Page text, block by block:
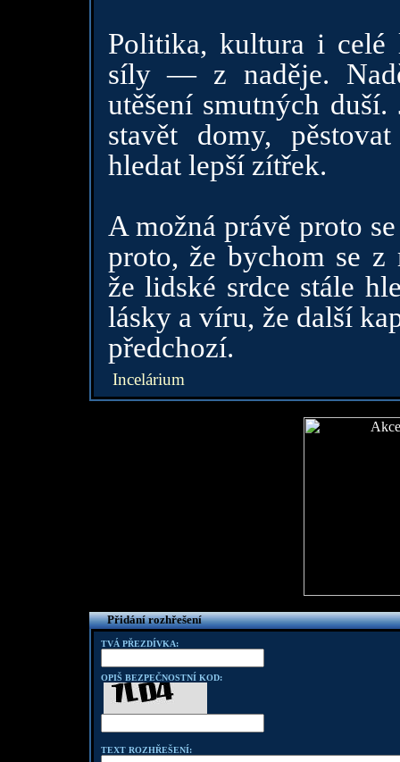
Politika, kultura i celé
síly — z naděje.
utěšení smutných
stavět domy,
hledat lepší zítřek.
A možná právě proto
proto, že bychom se
že lidské srdce stále
lásky a víru, že další
předchozí.
Incelárium
Přidání rozhřešení
TVÁ PŘEZDÍVKA:
OPIŠ BEZPEČNOSTNÍ KOD:
TEXT ROZHŘEŠENÍ: